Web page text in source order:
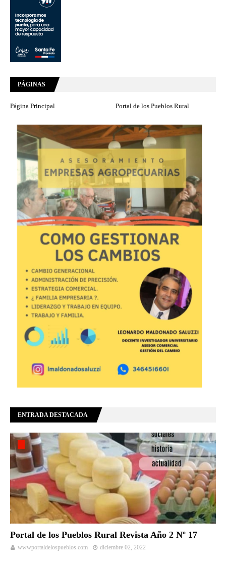
PÁGINAS
Página Principal Portal de los Pueblos Rural
ENTRADA DESTACADA
Portal de los Pueblos Rural Revista Año 2 Nº 17
wwwportaldelospueblos.com diciembre 02, 2022